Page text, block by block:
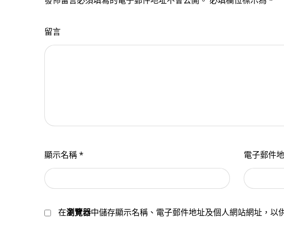
留言
顯示名稱* 電子郵件
在瀏覽器中儲存顯示名稱、電子郵件地址及個人網站網址，以